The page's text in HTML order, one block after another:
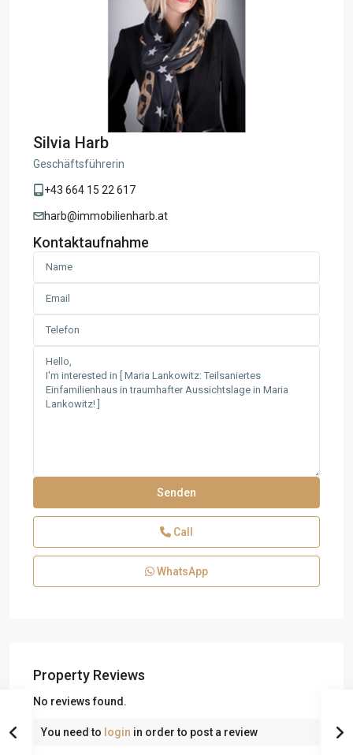
Silvia Harb
Geschäftsführerin
+43 664 15 22 617
harb@immobilienharb.at
Kontaktaufnahme
Call
WhatsApp
Property Reviews
No reviews found.
You need to login in order to post a review